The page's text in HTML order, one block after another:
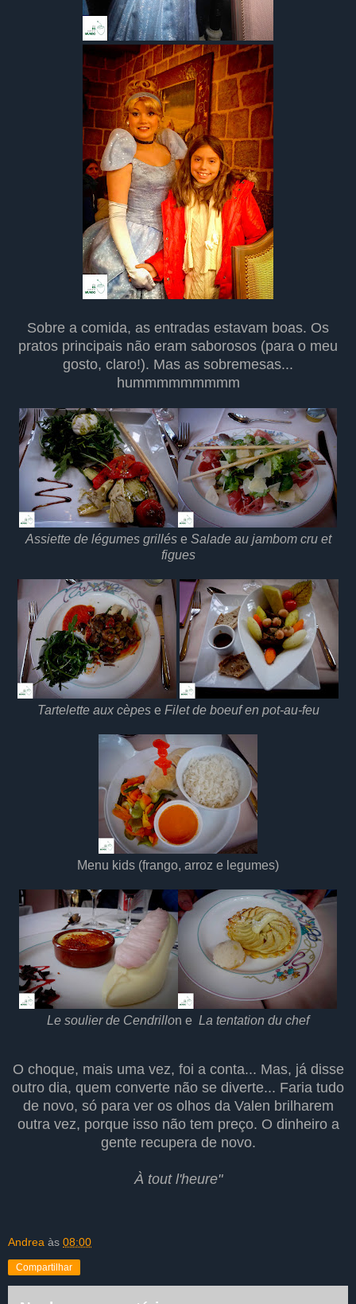
Sobre a comida, as entradas estavam boas. Os
pratos principais não eram saborosos (para o meu
gosto, claro!). Mas as sobremesas...
hummmmmmmmm
Assiette de légumes grillése Salade au jambom cru et
figues
Tartelette aux cèpese Filet de boeuf en pot-au-feu
Menu kids (frango, arroz e legumes)
Le soulier de Cendrillon e La tentation du chef
O choque, mais uma vez, foi a conta... Mas, já disse
outro dia, quem converte não se diverte... Faria tudo
de novo, só para ver os olhos da Valen brilharem
outra vez, porque isso não tem preço. O dinheiro a
gente recupera de novo.
À tout l'heure"
Andrea às 08:00
Compartilhar